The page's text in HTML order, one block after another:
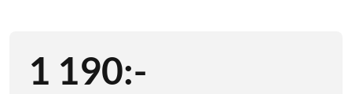
1 190:-